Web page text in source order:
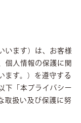
います）は、お客様
個人情報の保護に関
ます。）を遵守する
下「本プライバシー
取扱い及び保護に努